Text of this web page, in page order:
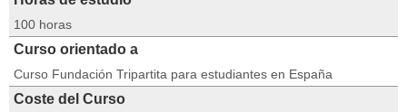
100 horas
Curso orientado a
Curso Fundación Tripartita para estudiantes en España
Coste del Curso